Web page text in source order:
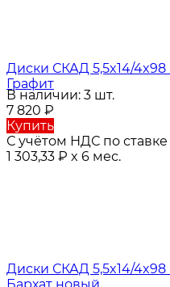
Диски СКАД 5,5x14/4x98
Графит
В наличии: 3 шт.
7 820 ₽
Купить
С учётом НДС по ставке
1 303,33 ₽ x 6 мес.
Диски СКАД 5,5x14/4x98